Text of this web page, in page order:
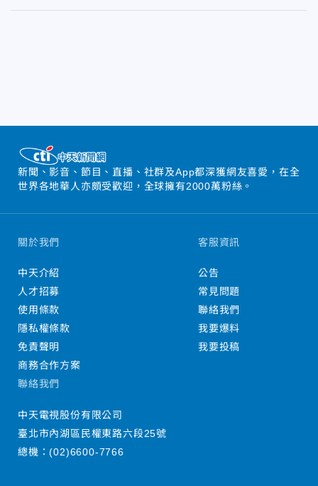
新聞、影音、節目、直播、社群及App都深獲網友喜愛，在全
世界各地華人亦頗受歡迎，全球擁有2000萬粉絲。
關於我們
中天介紹
人才招募
使用條款
隱私權條款
免責聲明
商務合作方案
客服資訊
公告
常見問題
聯絡我們
我要爆料
我要投稿
聯絡我們
中天電視股份有限公司
臺北市內湖區民權東路六段25號
總機：(02)6600-7766